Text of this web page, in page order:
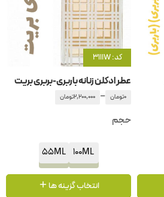
کد: 3111W
عطر ادکلن زنانه باربری-بربری بریت
0تومان –
2,200,000تومان
حجم
100ML
55ML
انتخاب گزینه ها